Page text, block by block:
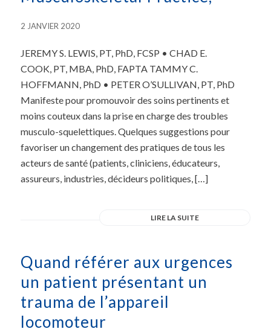
2 JANVIER 2020
JEREMY S. LEWIS, PT, PhD, FCSP • CHAD E.
COOK, PT, MBA, PhD, FAPTA TAMMY C.
HOFFMANN, PhD • PETER O’SULLIVAN, PT, PhD
Manifeste pour promouvoir des soins pertinents et
moins couteux dans la prise en charge des troubles
musculo-squelettiques. Quelques suggestions pour
favoriser un changement des pratiques de tous les
acteurs de santé (patients, cliniciens, éducateurs,
assureurs, industries, décideurs politiques, […]
LIRE LA SUITE
Quand référer aux urgences
un patient présentant un
trauma de l’appareil
locomoteur